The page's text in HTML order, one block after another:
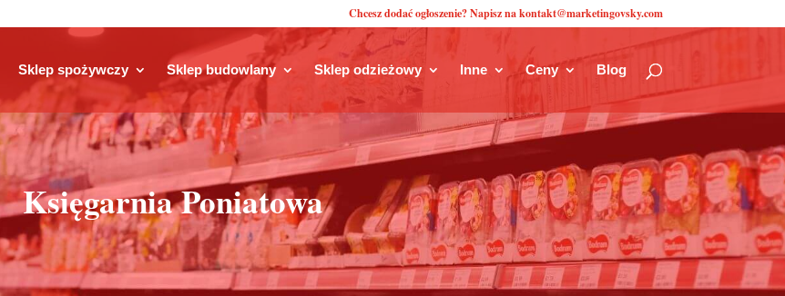
Chcesz dodać ogłoszenie? Napisz na kontakt@marketingovsky.com
Sklep spożywczy Sklep budowlany Sklep odzieżowy Inne Ceny Blog
Księgarnia Poniatowa